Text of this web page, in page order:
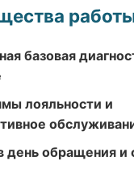
базовая
лояльности и
день обращения и